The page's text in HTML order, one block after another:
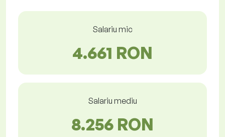
Salariu mic
4.661 RON
Salariu mediu
8.256 RON